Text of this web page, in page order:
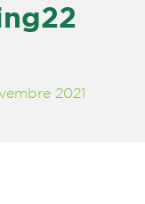
2021